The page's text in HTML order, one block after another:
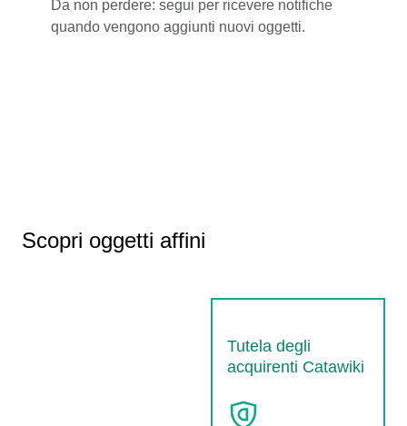
Da non perdere: segui per ricevere notifiche
quando vengono aggiunti nuovi oggetti.
Scopri oggetti affini
Tutela degli
acquirenti Catawiki